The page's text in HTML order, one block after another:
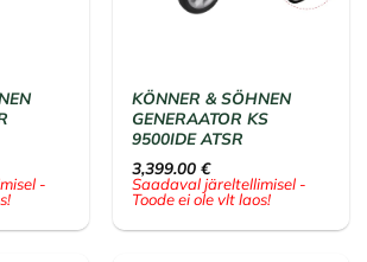
-
KÖNNER & SÖHNEN
GENERAATOR KS
9500IDЕ ATSR
3,399.00€
Saadaval järeltellimisel -
Toode ei ole vlt laos!